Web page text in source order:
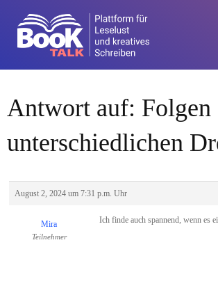
Antwort auf: Folgen
unterschiedlichen
August 2, 2024 um 7:31 p.m. Uhr
Mira
Teilnehmer
Ich finde auch spannend, wenn es